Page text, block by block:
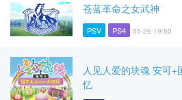
苍蓝革命之女武神
PSV PS4 05-26 19:50
人见人爱的块魂 安可+
忆